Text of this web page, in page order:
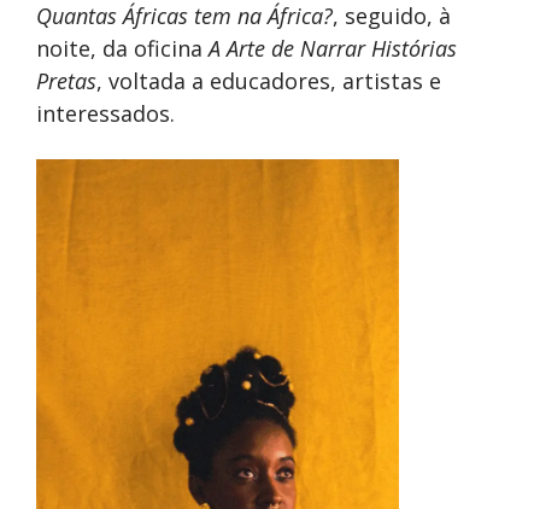
Quantas Áfricas tem na África?, seguido, à
noite, da oficinaA Arte de Narrar Histórias
Pretas, voltada a educadores, artistas e
interessados.